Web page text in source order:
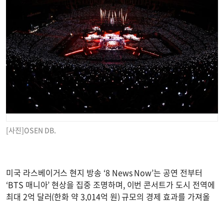
[사진]OSEN DB.
미국 라스베이거스 현지 방송 ‘8 News Now’는 공연 전부터
‘BTS 매니아’ 현상을 집중 조명하며, 이번 콘서트가 도시 전역에
최대 2억 달러(한화 약 3,014억 원) 규모의 경제 효과를 가져올